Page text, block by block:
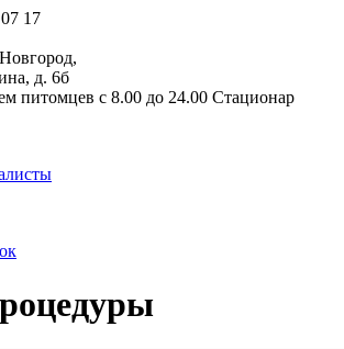
17
д. 6б
питомцев с 8.00 до 24.00 Стационар